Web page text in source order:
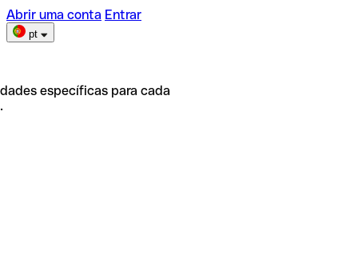
Abrir uma conta Entrar
pt
específicas para cada